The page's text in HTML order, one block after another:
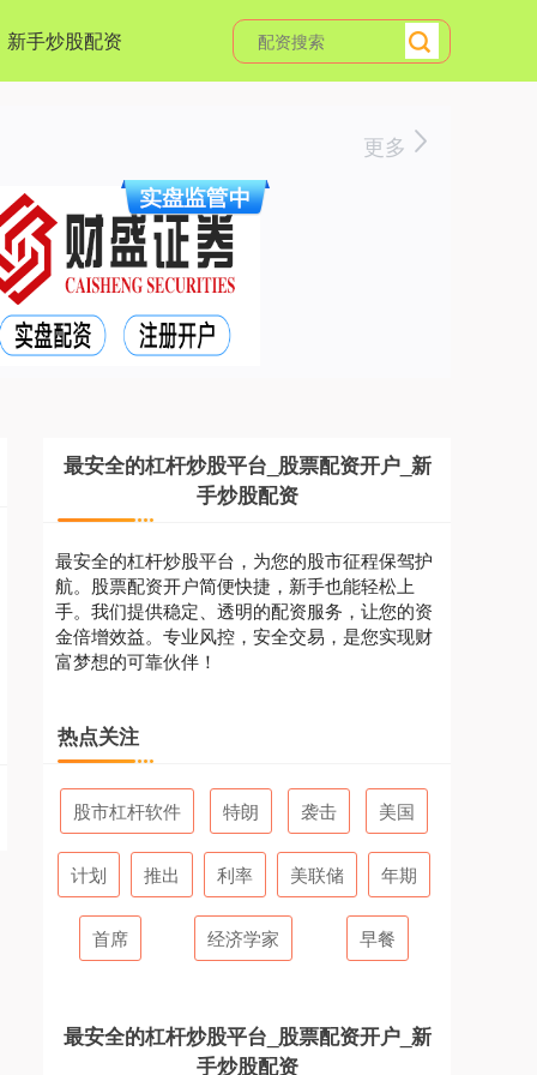
新手炒股配资
更多
最安全的杠杆炒股平台_股票配资开户_新
手炒股配资
最安全的杠杆炒股平台，为您的股市征程保驾护
航。股票配资开户简便快捷，新手也能轻松上
手。我们提供稳定、透明的配资服务，让您的资
金倍增效益。专业风控，安全交易，是您实现财
富梦想的可靠伙伴！
热点关注
股市杠杆软件 特朗 袭击 美国
计划 推出 利率 美联储 年期
首席 经济学家 早餐
最安全的杠杆炒股平台_股票配资开户_新
手炒股配资